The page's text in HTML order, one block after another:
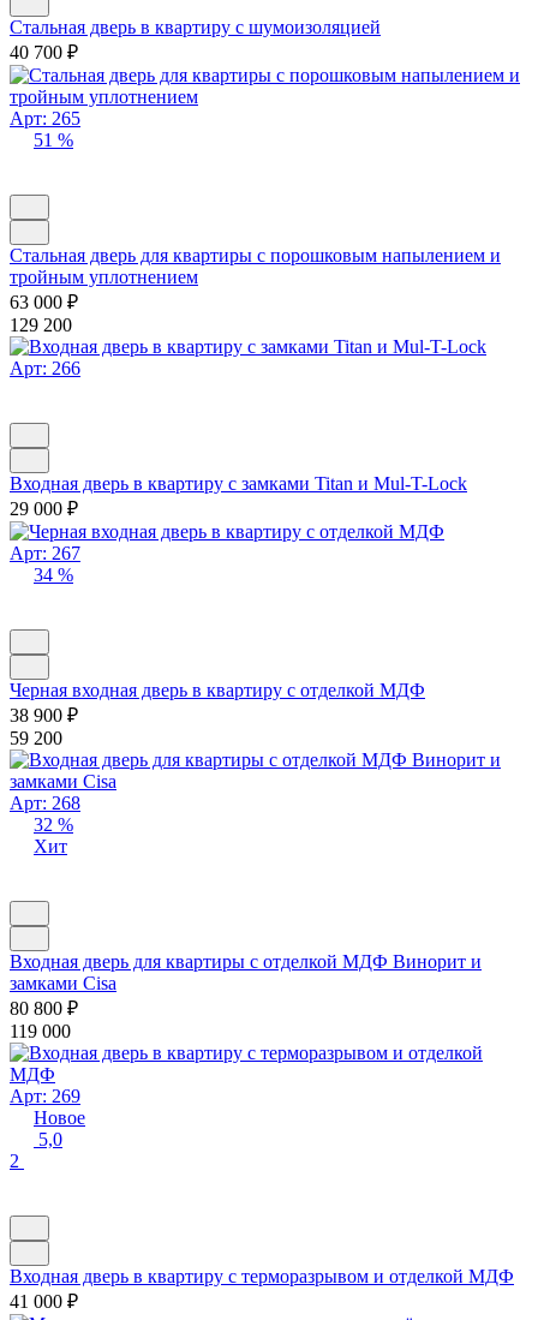
Стальная дверь в квартиру с шумоизоляцией
40 700 ₽
Арт: 265
51 %
Стальная дверь для квартиры с порошковым напылением и
тройным уплотнением
63 000 ₽
129 200
Арт: 266
Входная дверь в квартиру с замками Titan и Mul-T-Lock
29 000 ₽
Арт: 267
34 %
Черная входная дверь в квартиру с отделкой МДФ
38 900 ₽
59 200
Арт: 268
32 %
Хит
Входная дверь для квартиры с отделкой МДФ Винорит и
замками Cisa
80 800 ₽
119 000
Арт: 269
Новое
5,0
2
Входная дверь в квартиру с терморазрывом и отделкой МДФ
41 000 ₽